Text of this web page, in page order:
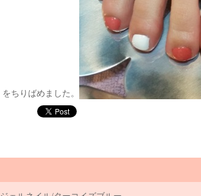
をちりばめました。